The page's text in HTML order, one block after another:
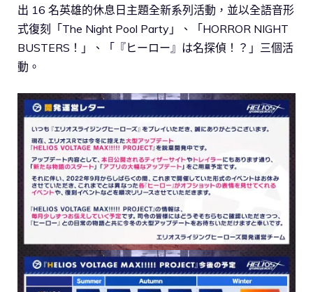
出 16 名英雄的休息日主題全新系列活動，並以全語音形
式復刻「The Night Pool Party」、「HORROR NIGHT
BUSTERS！」、「『ヒーロー』は名探偵！？」三個活
動。